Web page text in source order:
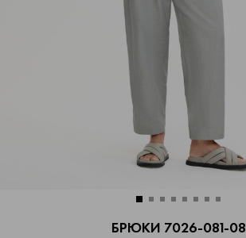
БРЮКИ 7026-081-08